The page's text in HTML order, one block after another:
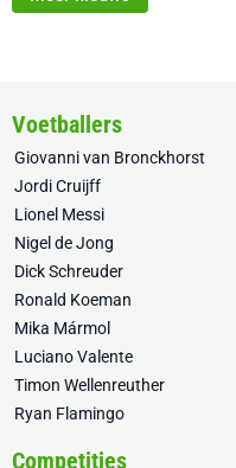
Voetballers
Giovanni van Bronckhorst
Jordi Cruijff
Lionel Messi
Nigel de Jong
Dick Schreuder
Ronald Koeman
Mika Mármol
Luciano Valente
Timon Wellenreuther
Ryan Flamingo
Competities